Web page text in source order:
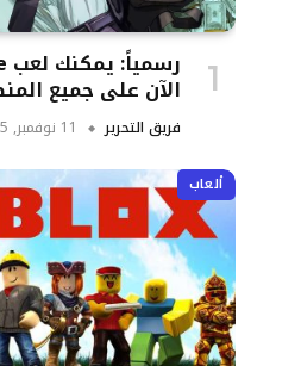
الآن على جميع
فريق التحرير 11 نوفمبر, 2025
ألعاب